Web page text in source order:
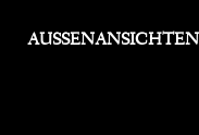
AUSSENANSICHTEN